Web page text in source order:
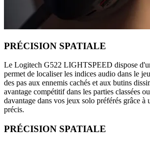
PRÉCISION SPATIALE
Le Logitech G522 LIGHTSPEED dispose
permet de localiser les indices audio dans le
des pas aux ennemis cachés et aux butins
avantage compétitif dans les parties classées
davantage dans vos jeux solo préférés grâce à
précis.
PRÉCISION SPATIALE